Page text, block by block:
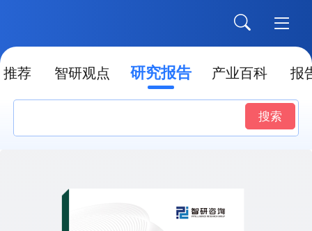
推荐 智研观点 研究报告 产业百科 报
搜索